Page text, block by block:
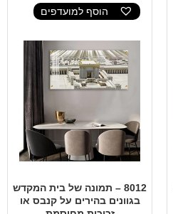
הוסף למועדפים
8012 – תמונה של בית המקדש
בגוונים בהירים על קנבס או